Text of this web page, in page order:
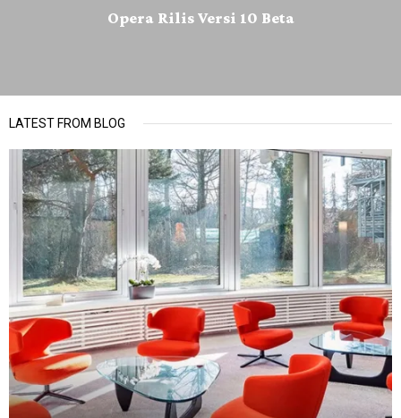
Opera Rilis Versi 10 Beta
LATEST FROM BLOG